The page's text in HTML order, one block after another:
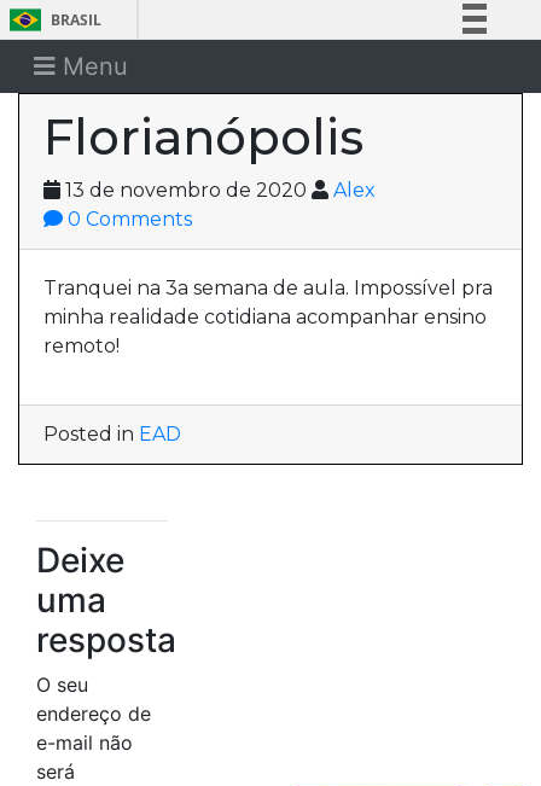
BRASIL
Comunica BR
Participe
Legislação
Menu
Florianópolis
13 de novembro de 2020
Alex
0 Comments
Tranquei na 3a semana de aula. Impossível pra
minha realidade cotidiana acompanhar ensino
remoto!
Posted in EAD
Deixe
uma
resposta
O seu
endereço de
e-mail não
será